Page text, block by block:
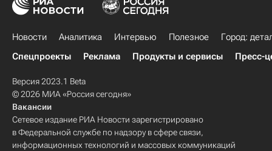
Новости Аналитика Интервью Полезное
Город:
Спецпроекты
Реклама Продукты и сервисы Пресс-
Версия 2023.1 Beta
© 2026 МИА «Россия сегодня»
Вакансии
Сетевое издание РИА Новости зарегистрировано
в Федеральной службе по надзору в сфере связи,
информационных технологий и массовых коммуникаций